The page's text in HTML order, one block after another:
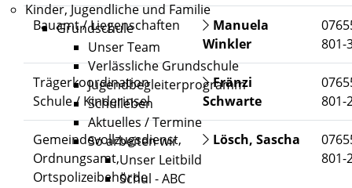
Kinder, Jugendliche und Familie
Grundschule
Unser Team
Verlässliche Grundschule
Jugendbegleiterprogramm
Schulleben
Aktuelles / Termine
So arbeiten wir
Unser Leitbild
Schul - ABC
Bauamt / Liegenschaften
Manuela
Winkler
801-
Trägerkoordination
Schule / Kinderinsel
Fränzi
Schwarte
801-
Gemeindevollzugsdienst,
Ordnungsamt,
Ortspolizeibehörde
Lösch, Sascha
801-